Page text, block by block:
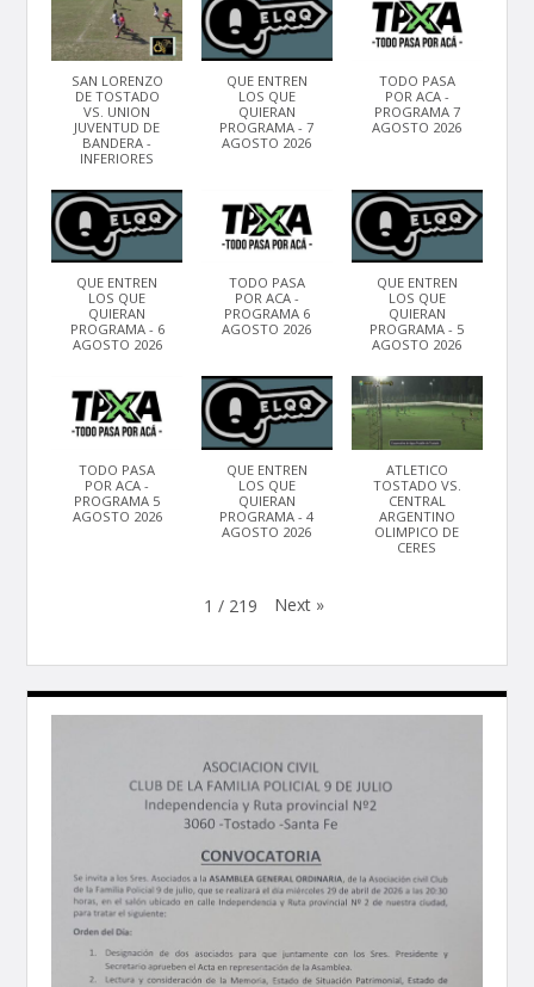
SAN LORENZO
DE TOSTADO
VS. UNION
JUVENTUD DE
BANDERA -
INFERIORES
QUE ENTREN
LOS QUE
QUIERAN
PROGRAMA - 7
AGOSTO 2026
TODO PASA
POR ACA -
PROGRAMA 7
AGOSTO 2026
QUE ENTREN
LOS QUE
QUIERAN
PROGRAMA - 6
AGOSTO 2026
TODO PASA
POR ACA -
PROGRAMA 6
AGOSTO 2026
QUE ENTREN
LOS QUE
QUIERAN
PROGRAMA - 5
AGOSTO 2026
TODO PASA
POR ACA -
PROGRAMA 5
AGOSTO 2026
QUE ENTREN
LOS QUE
QUIERAN
PROGRAMA - 4
AGOSTO 2026
ATLETICO
TOSTADO VS.
CENTRAL
ARGENTINO
OLIMPICO DE
CERES
1 / 219 Next »